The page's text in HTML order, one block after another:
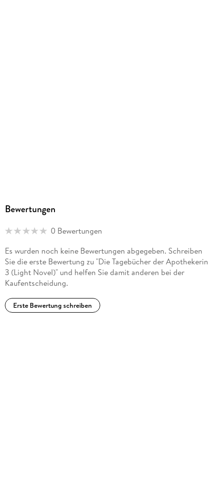
Bewertungen
0 Bewertungen
Es wurden noch keine Bewertungen abgegeben. Schreiben
Sie die erste Bewertung zu "Die Tagebücher der Apothekerin
3 (Light Novel)" und helfen Sie damit anderen bei der
Kaufentscheidung.
Erste Bewertung schreiben